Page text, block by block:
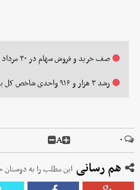
صف خرید و فروش سهام در ۳۰ مرداد
رشد ۳ هزار و ۹۱۶ واحدی شاخص کل بورس
۰ A
هم رسانی این مطلب را به دوستان